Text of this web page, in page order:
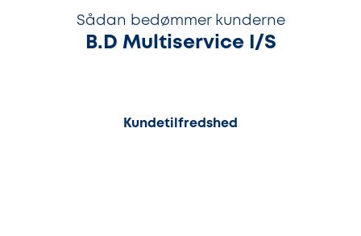
Sådan bedømmer kunderne
B.D Multiservice I/S
Kundetilfredshed